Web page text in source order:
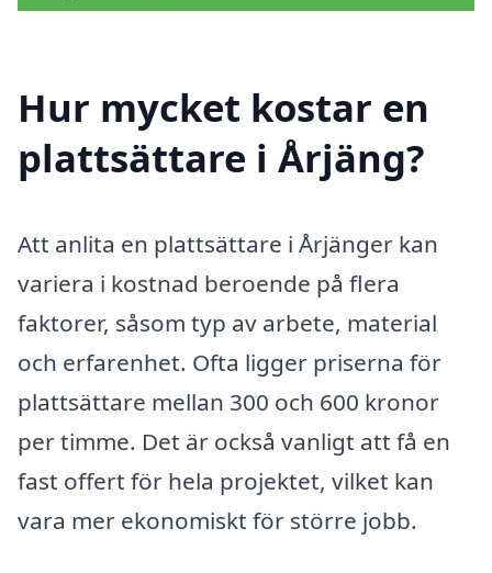
Hur mycket kostar en
plattsättare i Årjäng?
Att anlita en plattsättare i Årjänger kan
variera i kostnad beroende på flera
faktorer, såsom typ av arbete, material
och erfarenhet. Ofta ligger priserna för
plattsättare mellan 300 och 600 kronor
per timme. Det är också vanligt att få en
fast offert för hela projektet, vilket kan
vara mer ekonomiskt för större jobb.